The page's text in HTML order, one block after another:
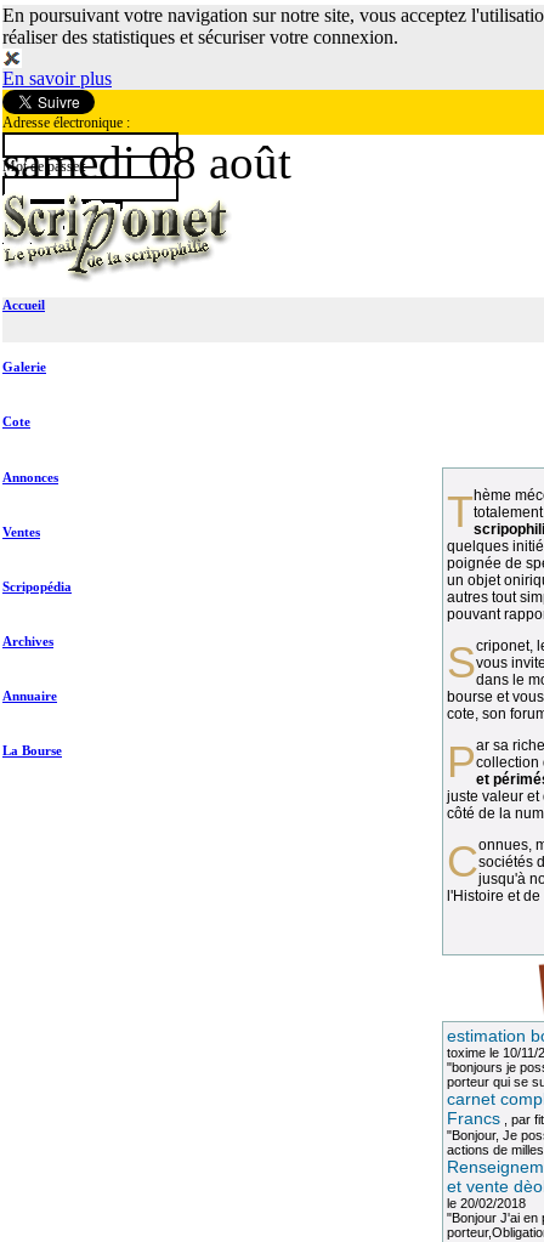
En poursuivant votre navigation sur notre site, vous acceptez
réaliser des statistiques et sécuriser votre connexion.
En savoir plus
Adresse électronique :
Mot de passe :
samedi 08 août
Accueil
Galerie
Cote
Annonces
Ventes
Scripopédia
Archives
Annuaire
La Bourse
Thème méconnu des collectionneurs et
quelques
poignée de
un objet
autres tout
pouvant
vous
dans le
bourse et
cote, son
Par sa richesse et sa diversité, lacollection
et
juste valeur et
côté de la
Connues, méconnues, ou inconnues, lessociétés
jusqu'à
l'Histoire et
estimation
toximele 10/11/
"bonjours je
porteur qui se
carnet
Francs, par
"Bonjour, Je
actions de
et vente
le 20/02/2018
"Bonjour J'ai en